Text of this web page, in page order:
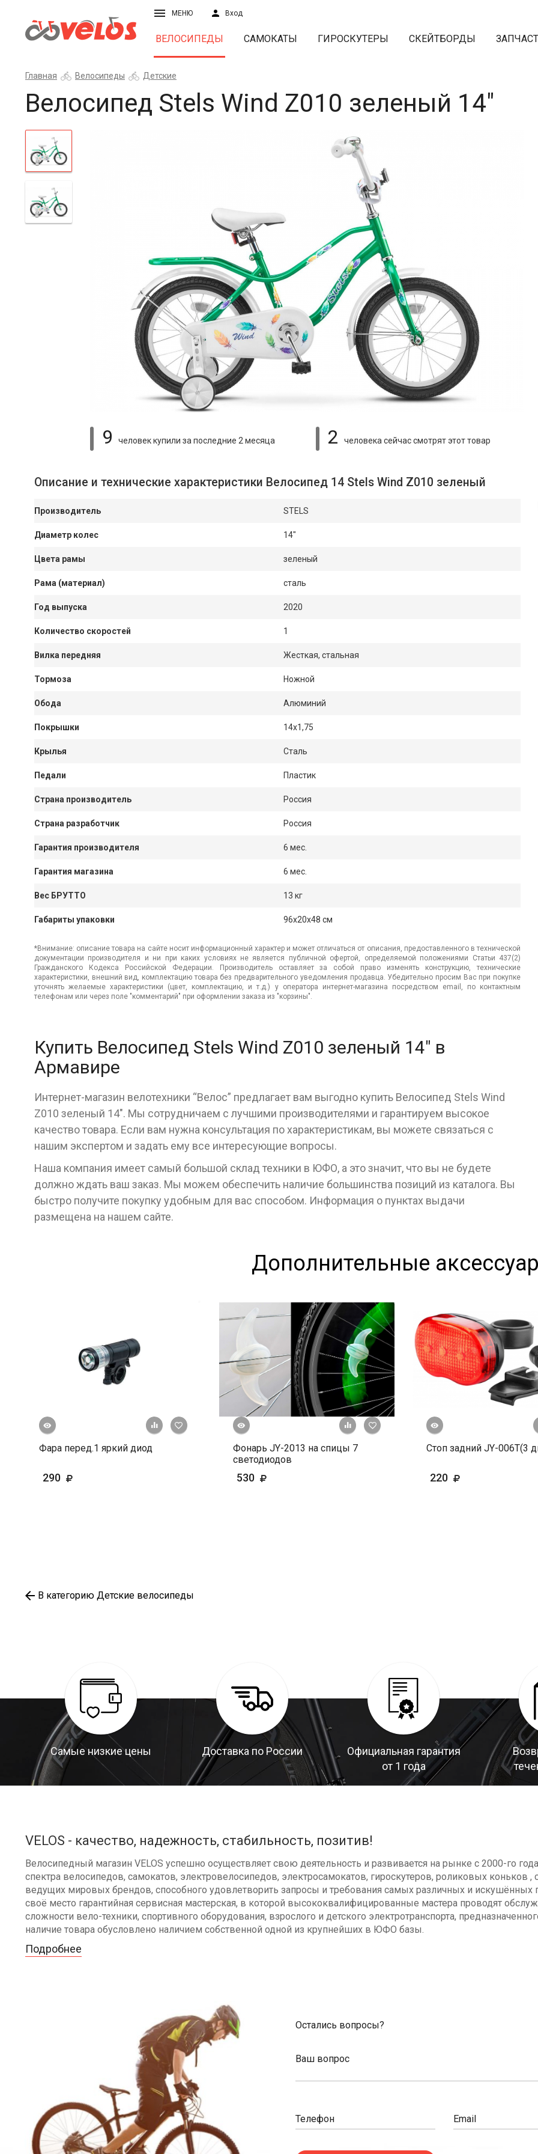
МЕНЮ Вход
ВЕЛОСИПЕДЫ САМОКАТЫ ГИРОСКУТЕРЫ СКЕЙТБОРДЫ
Главная Велосипеды Детские
Велосипед Stels Wind Z010 зеленый 14"
9 человек купили за последние 2 месяца 2 человека сейчас смотрятэтот товар
Описание и технические характеристики Велосипед 14 Stels Wind Z010 зеленый
Производитель STELS
Диаметр колес 14"
Цвета рамы зеленый
Рама (материал) сталь
Год выпуска 2020
Количество скоростей 1
Вилка передняя Жесткая, стальная
Тормоза Ножной
Обода Алюминий
Покрышки 14х1,75
Крылья Сталь
Педали Пластик
Страна производитель Россия
Страна разработчик Россия
Гарантия производителя 6 мес.
Гарантия магазина 6 мес.
Вес БРУТТО 13 кг
Габариты упаковки 96x20x48 см
*Внимание: описание товара на сайте носит информационный характер и может отличаться от описания, предоставленного в технической
документации производителя и ни при каких условиях не является публичной офертой, определяемой положениями Статьи 437(2)
Гражданского Кодекса Российской Федерации. Производитель оставляет за собой право изменять конструкцию, технические
характеристики, внешний вид, комплектацию товара без предварительного уведомления продавца. Убедительно просим Вас при покупке
уточнять желаемые характеристики (цвет, комплектацию, и т.д.) у оператора интернет-магазина посредством email, по контактным
телефонам или через поле "комментарий" при оформлении заказа из "корзины".
Купить Велосипед Stels Wind Z010 зеленый 14" в
Армавире
Интернет-магазин велотехники “Велос” предлагает вам выгодно купить Велосипед Stels Wind
Z010 зеленый 14". Мы сотрудничаем с лучшими производителями и гарантируем высокое
качество товара. Если вам нужна консультация по характеристикам, вы можете связаться с
нашим экспертом и задать ему все интересующие вопросы.
Наша компания имеет самый большой склад техники в ЮФО, а это значит, что вы не будете
должно ждать ваш заказ. Мы можем обеспечить наличие большинства позиций из каталога. Вы
быстро получите покупку удобным для вас способом. Информация о пунктах выдачи
размещена на нашем сайте.
Дополнительные
+ К сравнению
В избранное
Фара перед.1 яркий диод
290
+ К сравнению
В избранное
Быстрый просмотр
Фонарь JY-2013 на спицы 7
светодиодов
530
Быстрый просмотр
Стоп задний JY-006Т(3
220
В категорию Детские велосипеды
Самые низкие цены Доставка по России
Официальная гарантия
от 1 года
VELOS - качество, надежность, стабильность, позитив!
Велосипедный магазин VELOS успешно осуществляет свою деятельность и развивается на рынке с 2000-го
спектра велосипедов, самокатов, электровелосипедов, электросамокатов, гироскутеров, роликовых коньков ,
ведущих мировых брендов, способного удовлетворить запросы и требования самых различных и искушённых
своё место гарантийная сервисная мастерская, в которой высококвалифицированные мастера проводят
сложности вело-техники, спортивного оборудования, взрослого и детского электротранспорта,
наличие товара обусловлено наличием собственной одной из крупнейших в ЮФО базы.
Подробнее
Остались вопросы?
Ваш вопрос
Телефон Email